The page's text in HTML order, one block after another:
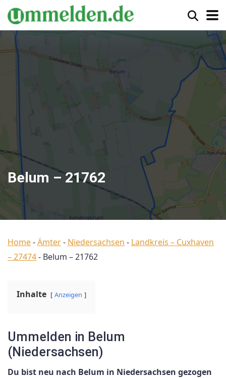
Belum – 21762
Home-Ämter- Niedersachsen - Landkreis – Cuxhaven
– 27474- Belum – 21762
Inhalte Anzeigen
Ummelden in Belum
(Niedersachsen)
Du bist neu nach Belum in Niedersachsen gezogen